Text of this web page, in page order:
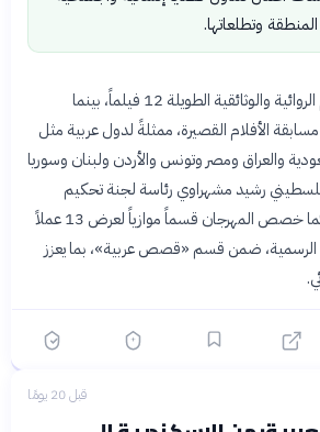
وتطلعاتها.
يُشارك في مسابقة الأفلام الروائية والوثائقية الطويلة 12 فيلماً، بينما
ضمن مسابقة الأفلام القصيرة، ممثلةً لدول عربية مثل
والعراق ومصر وتونس والأردن ولبنان وسوريا
رشيد مشهراوي رئاسة لجنة تحكيم
الأفلام الروائية الطويلة. كما خصص المهرجان قسماً موازياً لعرض 13 عملاً
الرسمية، ضمن قسم «قصص عربية»، بما يعزز
قبل 20 يومًا